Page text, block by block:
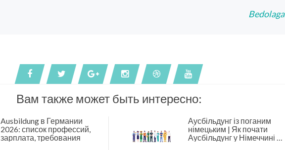
Bedolaga
Вам также может быть интересно:
Ausbildung в Германии
2026: список профессий,
зарплата, требования
Аусбільдунг із поганим
німецьким | Як почати
Аусбільдунг у Німеччині з